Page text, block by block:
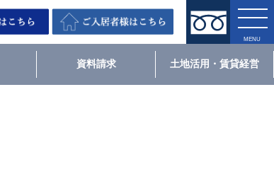
資料請求 土地活用・賃貸経営